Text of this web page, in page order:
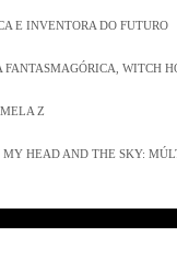
E INVENTORA DO FUTURO
WITCH
Z
HEAD AND THE SKY: